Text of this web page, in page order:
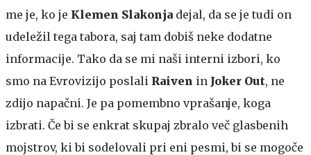
me je, ko je Klemen Slakonja dejal, da se je tudi on
udeležil tega tabora, saj tam dobiš neke dodatne
informacije. Tako da se mi naši interni izbori, ko
smo na Evrovizijo poslali Raiven in Joker Out, ne
zdijo napačni. Je pa pomembno vprašanje, koga
izbrati. Če bi se enkrat skupaj zbralo več glasbenih
mojstrov, ki bi sodelovali pri eni pesmi, bi se mogoče